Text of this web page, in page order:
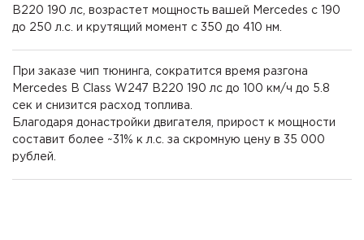
B220 190 лс, возрастет мощность вашей Mercedes с 190
до 250 л.с. и крутящий момент с 350 до 410 нм.
При заказе чип тюнинга, сократится время разгона
Mercedes B Class W247 B220 190 лс до 100 км/ч до 5.8
сек и снизится расход топлива.
Благодаря донастройки двигателя, прирост к мощности
составит более ~31% к л.с. за скромную цену в 35 000
рублей.